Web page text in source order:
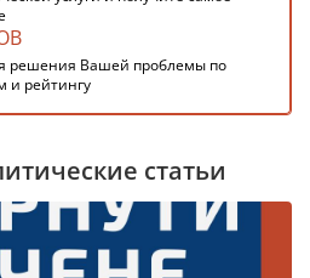
решения Вашей проблемы по
и рейтингу
статьи